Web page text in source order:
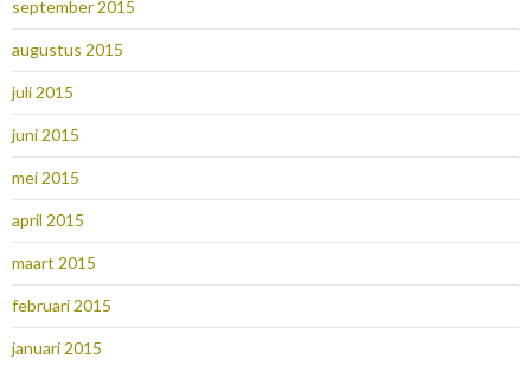
september 2015
augustus 2015
juli 2015
juni 2015
mei 2015
april 2015
maart 2015
februari 2015
januari 2015